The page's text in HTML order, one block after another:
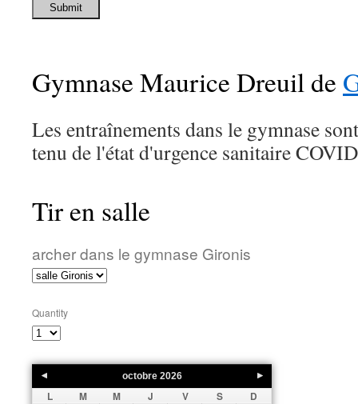
Submit
Gymnase Maurice Dreuil de
Les entraînements dans le gymnase
tenu de l'état d'urgence sanitaire
Tir en salle
archer dans le gymnase Gironis
Quantity
octobre 2026
L M M J V S D